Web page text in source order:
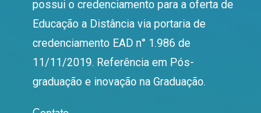
possui o credenciamento para a oferta de
Educação a Distância via portaria de
credenciamento EAD n° 1.986 de
11/11/2019. Referência em Pós-
graduação e inovação na Graduação.